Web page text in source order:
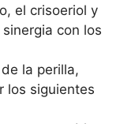
el crisoeriol y
con los
la perilla,
los siguientes